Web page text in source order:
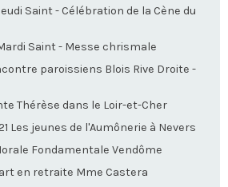
Saint - Célébration de la Cène du
Saint - Messe chrismale
paroissiens Blois Rive Droite -
Thérèse dans le Loir-et-Cher
Les jeunes de l'Aumônerie à Nevers
Fondamentale Vendôme
en retraite Mme Castera